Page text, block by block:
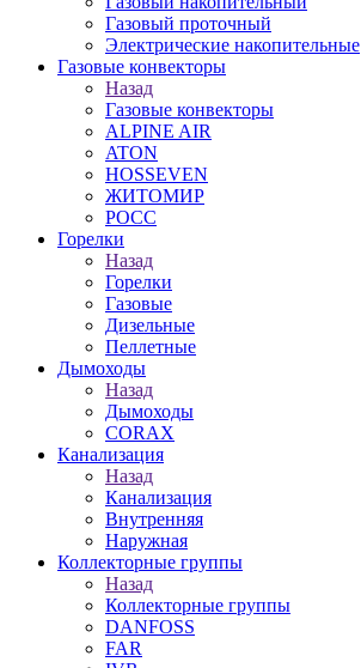
Газовый проточный
Электрические накопительные
Газовые конвекторы
Назад
Газовые конвекторы
ALPINE AIR
ATON
HOSSEVEN
ЖИТОМИР
РОСС
Горелки
Назад
Горелки
Газовые
Дизельные
Пеллетные
Дымоходы
Назад
Дымоходы
CORAX
Канализация
Назад
Канализация
Внутренняя
Наружная
Коллекторные группы
Назад
Коллекторные группы
DANFOSS
FAR